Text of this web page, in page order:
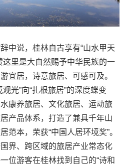
说，桂林自古享有“山水甲天
这里是大自然赐予中华民族的一
宜居，诗意旅居、可感可及。
光”向“扎根旅居”的深度蝶变
康养旅居、文化旅居、运动旅
产品体系，打造了兼具千年山
范本，荣获“中国人居环境奖”。
界、跨区域的旅居产业常态化
位游客在桂林找到自己的“诗和